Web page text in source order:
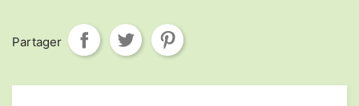
Partager